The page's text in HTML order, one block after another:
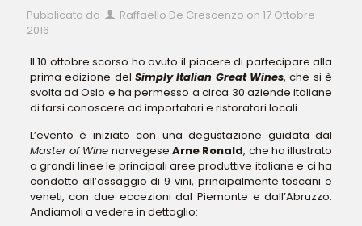
Pubblicato da Raffaello De Crescenzo on 17 Ottobre
2016
Il 10 ottobre scorso ho avuto il piacere di partecipare alla
prima edizione del Simply Italian Great Wines, che si è
svolta ad Oslo e ha permesso a circa 30 aziende italiane
di farsi conoscere ad importatori e ristoratori locali.
L’evento è iniziato con una degustazione guidata dal
Master of Wine norvegese Arne Ronald, che ha illustrato
a grandi linee le principali aree produttive italiane e ci ha
condotto all’assaggio di 9 vini, principalmente toscani e
veneti, con due eccezioni dal Piemonte e dall’Abruzzo.
Andiamoli a vedere in dettaglio: